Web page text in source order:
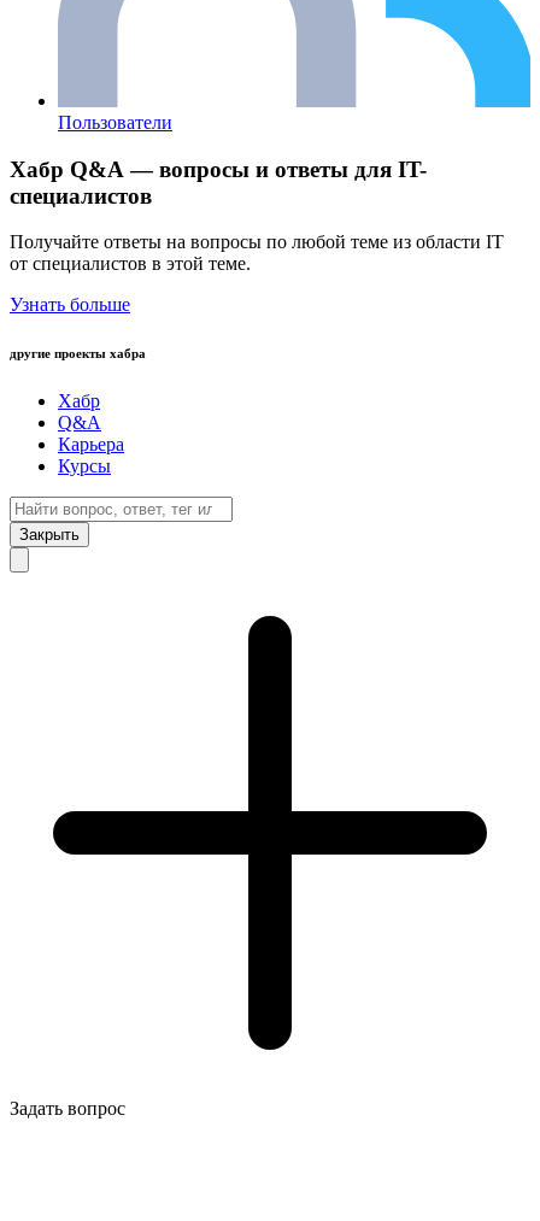
Пользователи
Хабр Q&A — вопросы и ответы для IT-
специалистов
Получайте ответы на вопросы по любой теме из области IT
от специалистов в этой теме.
Узнать больше
другие проекты хабра
Хабр
Q&A
Карьера
Курсы
Закрыть
Задать вопрос